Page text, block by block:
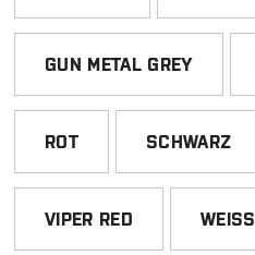
GUN METAL GREY
ROT SCHWARZ
VIPER RED WEISS